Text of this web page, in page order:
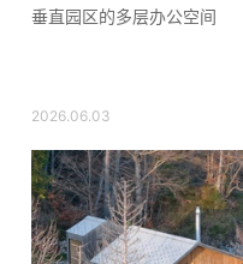
垂直园区的多层办公空间
2026.06.03